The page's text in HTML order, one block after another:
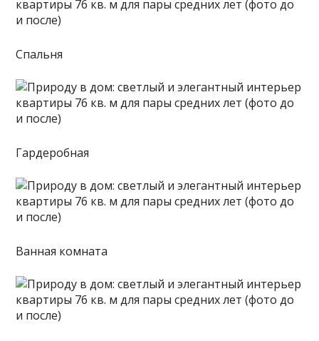
Спальня
Гардеробная
Ванная комната